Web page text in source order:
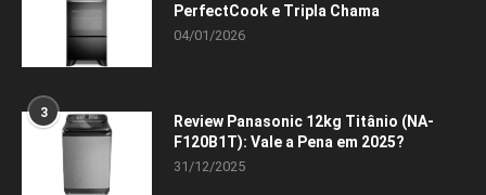
PerfectCook e Tripla Chama
04/01/2026
3
Review Panasonic 12kg Titânio (NA-
F120B1T): Vale a Pena em 2025?
31/12/2025